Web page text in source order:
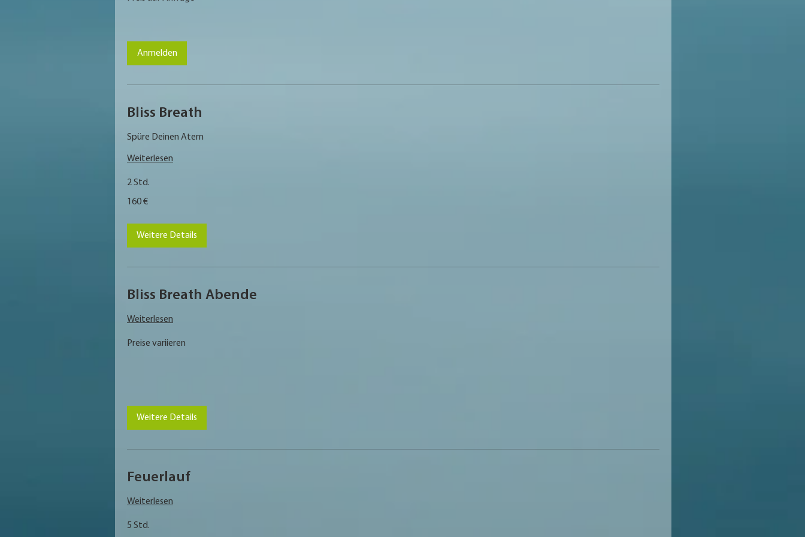
Anmelden
Bliss Breath
Spüre Deinen Atem
Weiterlesen
2 Std.
Euro
160 €
Weitere Details
Bliss Breath Abende
Weiterlesen
variieren
Preise variieren
Weitere Details
Feuerlauf
Weiterlesen
5 Std.